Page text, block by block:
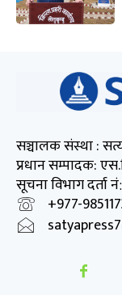
सञ्चालक संस्था : सत्य
प्रधान सम्पादक:
सूचना विभाग दर्ता नं
+977-